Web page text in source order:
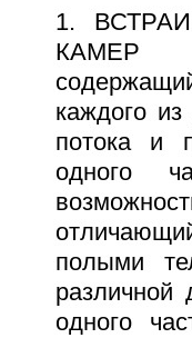
1.
КАМЕР
каждого
потока и
одного
полыми
одного